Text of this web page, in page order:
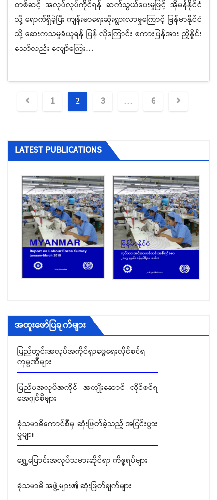
တစ်ဆင့် အလုပ်လုပ်ကိုင်ရန် ဆက်သွယ်ပေးမှုဖြင့် အိုမန်နိုင်ငံ
သို့ ရောက်ရှိခဲ့ပြီး ကျန်းမာရေးဆိုးရွားလာမှုကြောင့် မြန်မာနိုင်ငံ
သို့ ဆေးကုသမှုခံယူရန် ပြန် လိုကြောင်း စကားပြန်အား ညှိနှိုင်း
သော်လည်း လျော်ကြေး…
စာမူ
ပြ
1 2 3 … 6
LATEST PUBLICATIONS
အထူးဖော်ပြချက်များ
ပြည်တွင်းအလုပ်အကိုင်ရှာဖွေရေးလိုင်စင်ရ
ကုမ္ပဏီများ
ပြည်ပအလုပ်အကိုင် အကျိုးဆောင် လိုင်စင်ရ
အေဂျင်စီများ
ခုံသမာဓိကောင်စီမှ ဆုံးဖြတ်ခဲ့သည့် အငြင်းပွား
မှုများ
ရွှေ့ပြောင်းအလုပ်သမားဆိုင်ရာ ကိစ္စရပ်များ
ခုံသမာဓိ အဖွဲ့များ၏ ဆုံးဖြတ်ချက်များ
ပြည်တွင်းအလုပ်အကိုင်ရှာဖွေရေးလိုင်စင်ရ
ကုမ္ပဏီများ
ပြည်ပအလုပ်အကိုင် အကျိုးဆောင် လိုင်စင်ရ
အေဂျင်စီများ
ခုံသမာဓိကောင်စီမှ ဆုံးဖြတ်ခဲ့သည့် အငြင်းပွား
မှုများ
ရွှေ့ပြောင်းအလုပ်သမားဆိုင်ရာ ကိစ္စရပ်များ
ခုံသမာဓိ အဖွဲ့များ၏ ဆုံးဖြတ်ချက်များ
တင်ဒါခေါ်ယူခြင်း